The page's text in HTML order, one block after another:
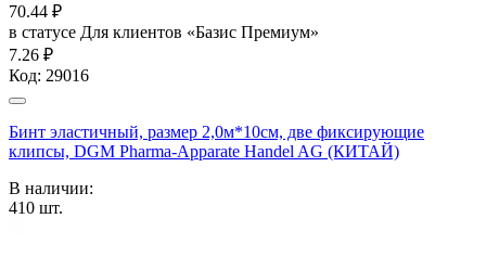
70.44 ₽
в статусе Для клиентов «Базис Премиум»
7.26 ₽
Код: 29016
Бинт эластичный, размер 2,0м*10см, две фиксирующие
клипсы, DGM Pharma-Apparate Handel AG (КИТАЙ)
В наличии:
410 шт.